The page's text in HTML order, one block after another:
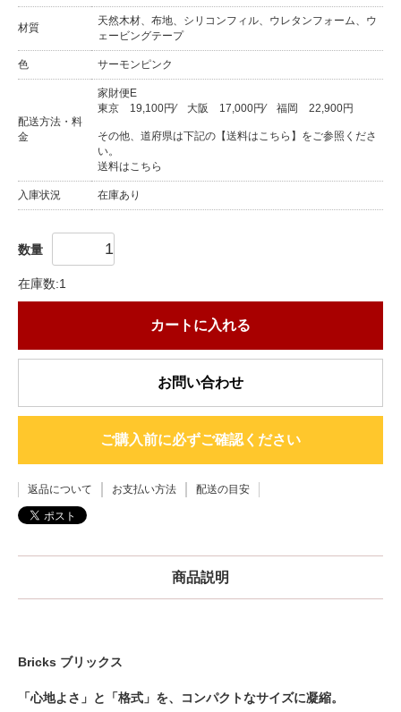
材質
天然木材、布地、シリコンフィル、ウレタンフォーム、ウ
ェービングテープ
色 サーモンピンク
配送方法・料
金
家財便E
東京
19,100円⁄ 大阪 17,000円⁄ 福岡 22,900円
その他、道府県は下記の【送料はこちら】をご参照くださ
い。
送料はこちら
入庫状況 在庫あり
数量
在庫数:1
カートに入れる
お問い合わせ
ご購入前に必ずご確認ください
返品について お支払い方法 配送の目安
商品説明
Bricks ブリックス
「心地よさ」と「格式」を、コンパクトなサイズに凝縮。